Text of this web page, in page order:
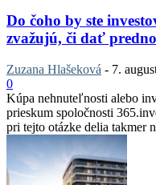
Do čoho by ste
zvažujú, či dať
Zuzana Hlašeková - 7.
0
Kúpa nehnuteľnosti alebo
prieskum spoločnosti
pri tejto otázke delia takmer